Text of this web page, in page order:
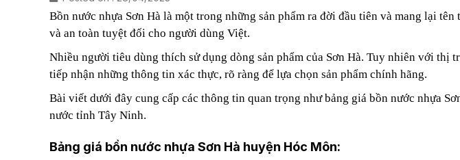
Bồn nước nhựa Sơn Hà là một trong những sản phẩm ra đời đầu tiên và mang lại
và an toàn tuyệt đối cho người dùng Việt.
Nhiều người tiêu dùng thích sử dụng dòng sản phẩm của Sơn Hà. Tuy nhiên với
tiếp nhận những thông tin xác thực, rõ ràng để lựa chọn sản phẩm chính hãng.
Bài viết dưới đây cung cấp các thông tin quan trọng như bảng giá bồn nước nhựa
nước tỉnh Tây Ninh.
Bảng giá bồn nước nhựa Sơn Hà huyện Hóc Môn: